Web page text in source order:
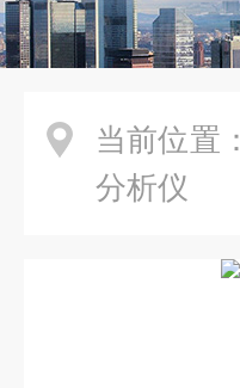
当前位置：
分析仪